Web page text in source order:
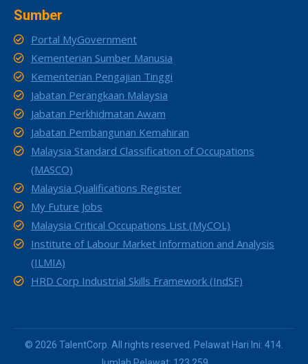
Sumber
Portal MyGovernment
Kementerian Sumber Manusia
Kementerian Pengajian Tinggi
Jabatan Perangkaan Malaysia
Jabatan Perkhidmatan Awam
Jabatan Pembangunan Kemahiran
Malaysia Standard Classification of Occupations
(MASCO)
Malaysia Qualifications Register
My Future Jobs
Malaysia Critical Occupations List (MyCOL)
Institute of Labour Market Information and Analysis
(ILMIA)
HRD Corp Industrial Skills Framework (IndSF)
© 2026 TalentCorp. All rights reserved. Pelawat Hari Ini: 414.